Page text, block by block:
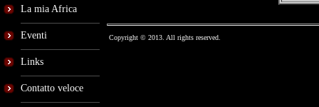
La mia Africa
Eventi
Links
Contatto veloce
Copyright © 2013. All rights reserved.